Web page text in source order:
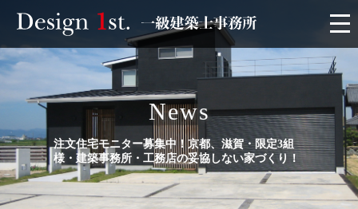
モニター
施工実績・施工事例
リフォーム
News
注文住宅モニター募集中！京都、滋賀・限定3組
様・建築事務所・工務店の妥協しない家づくり！